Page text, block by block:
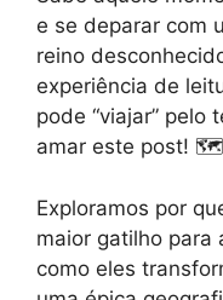
e se deparar com
reino
experiência de
pode “viajar” pelo
amar este post!
Exploramos por
maior gatilho para
como eles